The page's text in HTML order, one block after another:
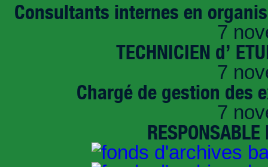
Consultants internes en
7
TECHNICIEN d’
7
Chargé de gestion des
7